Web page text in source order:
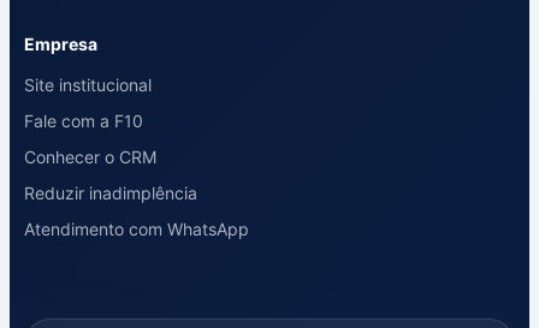
Empresa
Site institucional
Fale com a F10
Conhecer o CRM
Reduzir inadimplência
Atendimento com WhatsApp